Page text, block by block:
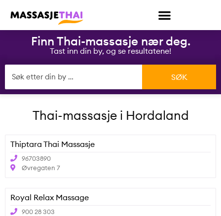
Finn Thai-massasje nær deg.
Tast inn din by, og se resultatene!
Thai-massasje i Hordaland
Thiptara Thai Massasje
96703890
Øvregaten 7
Royal Relax Massage
900 28 303